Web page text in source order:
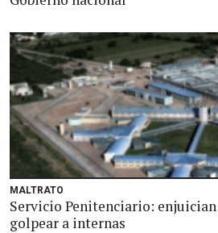
MALTRATO
Servicio Penitenciario:
golpear a internas